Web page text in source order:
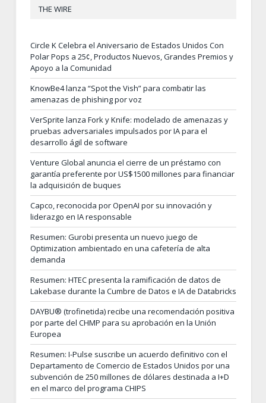
THE WIRE
Circle K Celebra el Aniversario de Estados Unidos Con
Polar Pops a 25¢, Productos Nuevos, Grandes Premios y
Apoyo a la Comunidad
KnowBe4 lanza “Spot the Vish” para combatir las
amenazas de phishing por voz
VerSprite lanza Fork y Knife: modelado de amenazas y
pruebas adversariales impulsados por IA para el
desarrollo ágil de software
Venture Global anuncia el cierre de un préstamo con
garantía preferente por US$1500 millones para financiar
la adquisición de buques
Capco, reconocida por OpenAI por su innovación y
liderazgo en IA responsable
Resumen: Gurobi presenta un nuevo juego de
Optimization ambientado en una cafetería de alta
demanda
Resumen: HTEC presenta la ramificación de datos de
Lakebase durante la Cumbre de Datos e IA de Databricks
DAYBU® (trofinetida) recibe una recomendación positiva
por parte del CHMP para su aprobación en la Unión
Europea
Resumen: I-Pulse suscribe un acuerdo definitivo con el
Departamento de Comercio de Estados Unidos por una
subvención de 250 millones de dólares destinada a I+D
en el marco del programa CHIPS